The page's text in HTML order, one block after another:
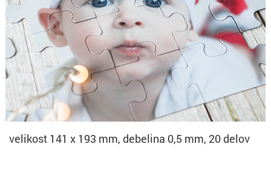
velikost 141 x 193 mm, debelina 0,5 mm, 20 delov